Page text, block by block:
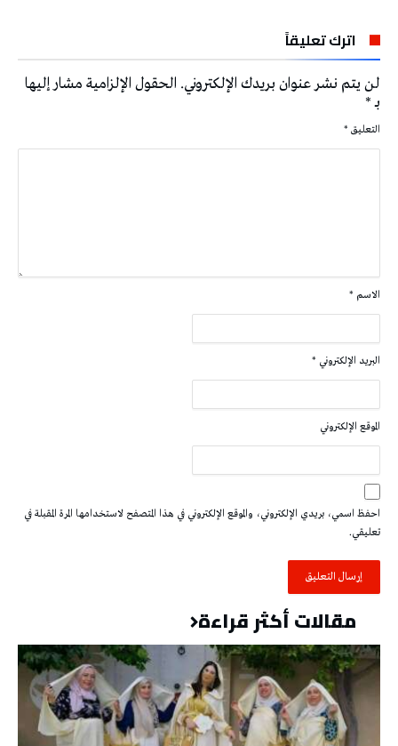
اترك تعليقاً
لن يتم نشر عنوان بريدك الإلكتروني. الحقول الإلزامية مشار إليها
بـ*
التعليق *
الاسم *
البريد الإلكتروني *
الموقع الإلكتروني
احفظ اسمي، بريدي الإلكتروني، والموقع الإلكتروني في هذا المتصفح لاستخدامها المرة المقبلة في
تعليقي.
مقالات أكثر قراءة